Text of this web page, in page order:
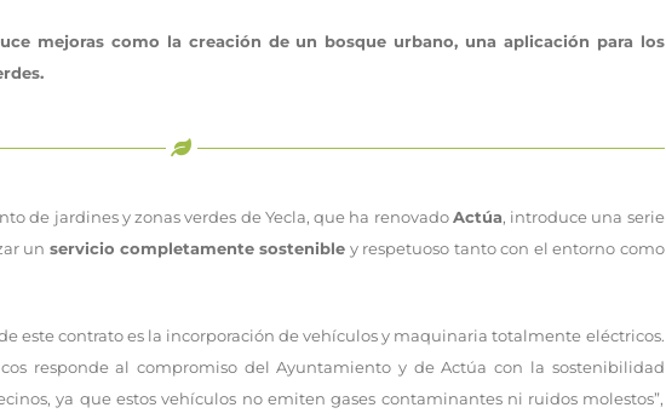
mejoras como la creación de un bosque urbano, una aplicación para los
de jardines y zonas verdes de Yecla, que ha renovadoActúa, introduce una serie
un servicio completamente sostenible y respetuoso tanto con el entorno como
este contrato es la incorporación de vehículos y maquinaria totalmente eléctricos.
responde al compromiso del Ayuntamiento y de Actúa con la sostenibilidad
ya que estos vehículos no emiten gases contaminantes ni ruidos molestos”,